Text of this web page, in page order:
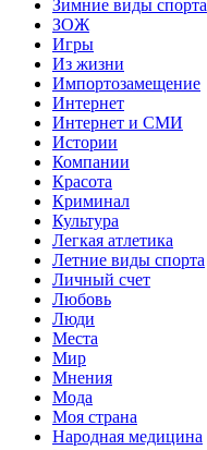
Зимние виды спорта
ЗОЖ
Игры
Из жизни
Импортозамещение
Интернет
Интернет и СМИ
Истории
Компании
Красота
Криминал
Культура
Легкая атлетика
Летние виды спорта
Личный счет
Любовь
Люди
Места
Мир
Мнения
Мода
Моя страна
Народная медицина